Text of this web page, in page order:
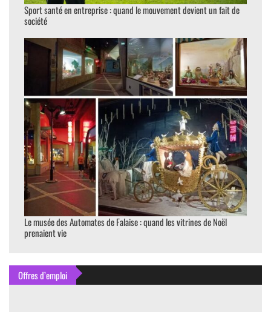
Sport santé en entreprise : quand le mouvement devient un fait de
société
Le musée des Automates de Falaise : quand les vitrines de Noël
prenaient vie
Offres d’emploi